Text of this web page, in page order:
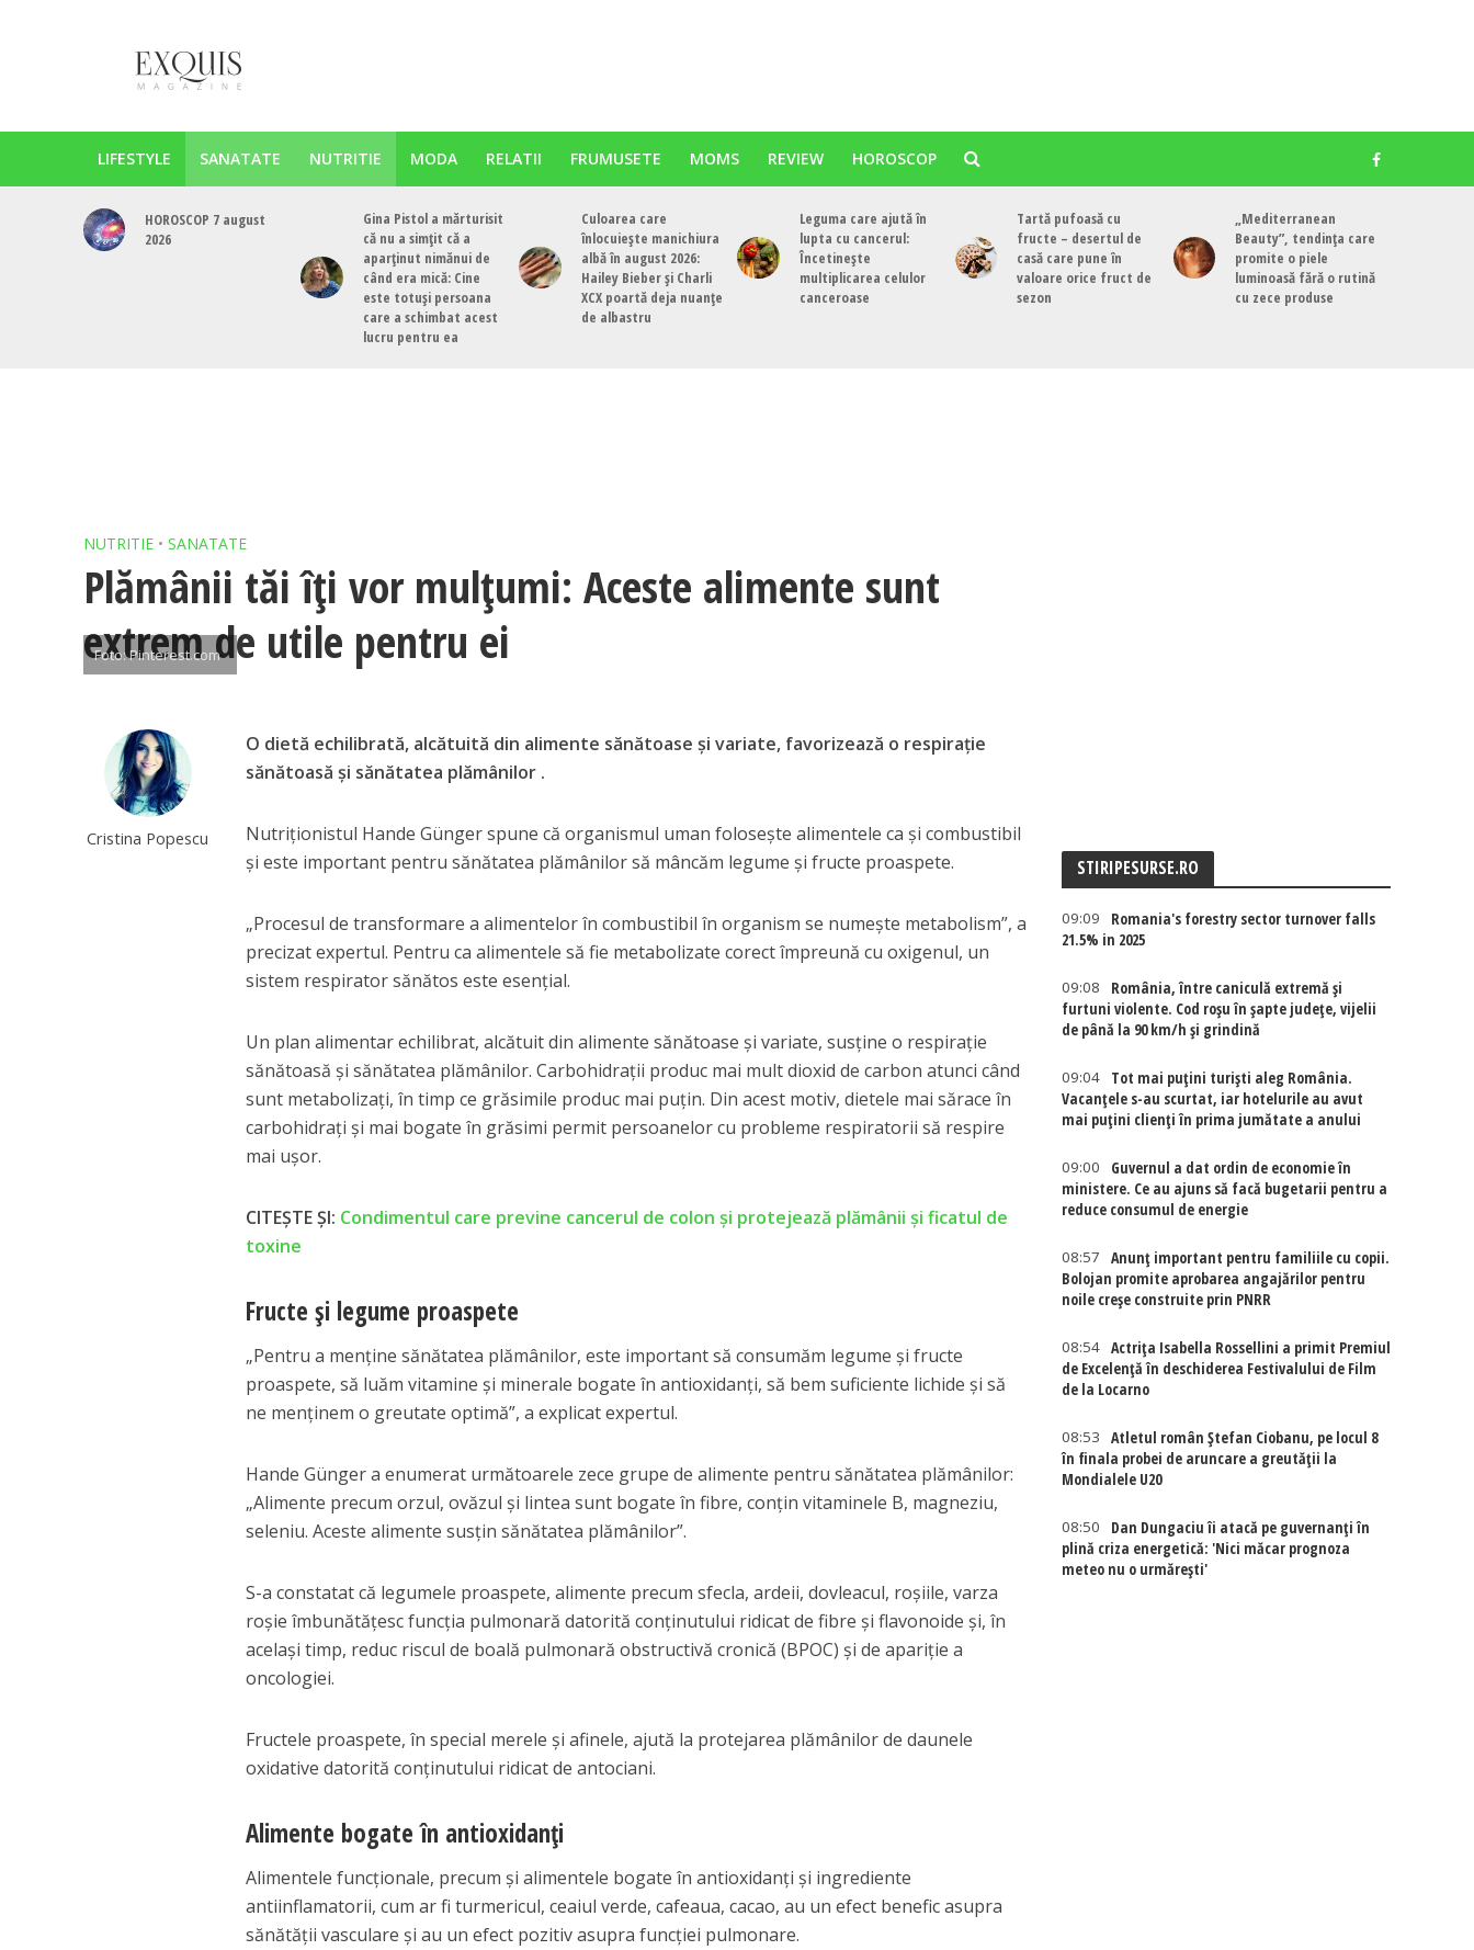
LIFESTYLE SANATATE NUTRITIE MODA RELATII FRUMUSETE MOMS REVIEW HOROSCOP
HOROSCOP 7 august
2026
Gina Pistol a mărturisit
că nu a simțit că a
aparținut nimănui de
când era mică: Cine
este totuși persoana
care a schimbat acest
lucru pentru ea
Culoarea care
înlocuiește manichiura
albă în august 2026:
Hailey Bieber și Charli
XCX poartă deja nuanțe
de albastru
Leguma care ajută în
lupta cu cancerul:
Încetinește
multiplicarea celulor
canceroase
Tartă pufoasă cu
fructe – desertul de
casă care pune în
valoare orice fruct de
sezon
„Mediterranean
Beauty”, tendința care
promite o piele
luminoasă fără o rutină
cu zece produse
NUTRITIE • SANATATE
Plămânii tăi îți vor mulțumi: Aceste alimente sunt
extrem de utile pentru ei
Foto: Pinterest.com
Cristina Popescu
O dietă echilibrată, alcătuită din alimente sănătoase și variate, favorizează o respirație
sănătoasă și sănătatea plămânilor .
Nutriționistul Hande Günger spune că organismul uman folosește alimentele ca și combustibil
și este important pentru sănătatea plămânilor să mâncăm legume și fructe proaspete.
„Procesul de transformare a alimentelor în combustibil în organism se numește metabolism”, a
precizat expertul. Pentru ca alimentele să fie metabolizate corect împreună cu oxigenul, un
sistem respirator sănătos este esențial.
Un plan alimentar echilibrat, alcătuit din alimente sănătoase și variate, susține o respirație
sănătoasă și sănătatea plămânilor. Carbohidrații produc mai mult dioxid de carbon atunci când
sunt metabolizați, în timp ce grăsimile produc mai puțin. Din acest motiv, dietele mai sărace în
carbohidrați și mai bogate în grăsimi permit persoanelor cu probleme respiratorii să respire
mai ușor.
CITEȘTE ȘI: Condimentul care previne cancerul de colon și protejează plămânii și ficatul de
toxine
Fructe și legume proaspete
„Pentru a menține sănătatea plămânilor, este important să consumăm legume și fructe
proaspete, să luăm vitamine și minerale bogate în antioxidanți, să bem suficiente lichide și să
ne menținem o greutate optimă”, a explicat expertul.
Hande Günger a enumerat următoarele zece grupe de alimente pentru sănătatea plămânilor:
„Alimente precum orzul, ovăzul și lintea sunt bogate în fibre, conțin vitaminele B, magneziu,
seleniu. Aceste alimente susțin sănătatea plămânilor”.
S-a constatat că legumele proaspete, alimente precum sfecla, ardeii, dovleacul, roșiile, varza
roșie îmbunătățesc funcția pulmonară datorită conținutului ridicat de fibre și flavonoide și, în
același timp, reduc riscul de boală pulmonară obstructivă cronică (BPOC) și de apariție a
oncologiei.
Fructele proaspete, în special merele și afinele, ajută la protejarea plămânilor de daunele
oxidative datorită conținutului ridicat de antociani.
Alimente bogate în antioxidanți
Alimentele funcționale, precum și alimentele bogate în antioxidanți și ingrediente
antiinflamatorii, cum ar fi turmericul, ceaiul verde, cafeaua, cacao, au un efect benefic asupra
sănătății vasculare și au un efect pozitiv asupra funcției pulmonare.
STIRIPESURSE.RO
09:09
Romania's forestry sector turnover falls
21.5% in 2025
09:08
România, între caniculă extremă și
furtuni violente. Cod roșu în șapte județe, vijelii
de până la 90 km/h și grindină
09:04
Tot mai puțini turiști aleg România.
Vacanțele s-au scurtat, iar hotelurile au avut
mai puțini clienți în prima jumătate a anului
09:00
Guvernul a dat ordin de economie în
ministere. Ce au ajuns să facă bugetarii pentru a
reduce consumul de energie
08:57
Anunț important pentru familiile cu copii.
Bolojan promite aprobarea angajărilor pentru
noile creșe construite prin PNRR
08:54 Actriţa Isabella Rossellini a primit Premiul
de Excelenţă în deschiderea Festivalului de Film
de la Locarno
08:53
Atletul român Ștefan Ciobanu, pe locul 8
în finala probei de aruncare a greutății la
Mondialele U20
08:50
Dan Dungaciu îi atacă pe guvernanți în
plină criza energetică: 'Nici măcar prognoza
meteo nu o urmărești'